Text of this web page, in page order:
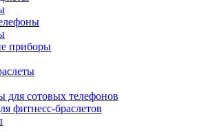
приборы
для сотовых телефонов
фитнесс-браслетов